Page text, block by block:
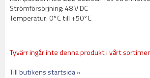
Strömförsörjning: 48 V DC
Temperatur: 0°C till +50°C
Tyvärr ingår inte denna produkt i vårt
Till butikens startsida »